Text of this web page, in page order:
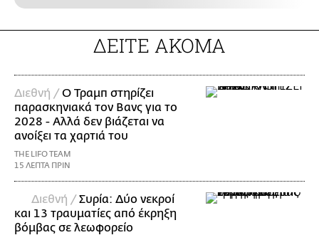
ΔΕΙΤΕ ΑΚΟΜΑ
Διεθνή /Ο Τραμπ στηρίζει
παρασκηνιακά τον Βανς για το
2028 - Αλλά δεν βιάζεται να
ανοίξει τα χαρτιά του
THE LIFO TEAM
15 ΛΕΠΤΑ ΠΡΙΝ
Διεθνή /Συρία: Δύο νεκροί
και 13 τραυματίες από έκρηξη
βόμβας σε λεωφορείο